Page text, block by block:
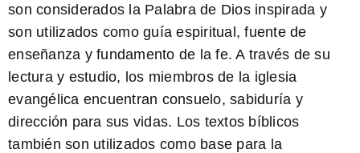
son considerados la Palabra de Dios inspirada y
son utilizados como guía espiritual, fuente de
enseñanza y fundamento de la fe. A través de su
lectura y estudio, los miembros de la iglesia
evangélica encuentran consuelo, sabiduría y
dirección para sus vidas. Los textos bíblicos
también son utilizados como base para la